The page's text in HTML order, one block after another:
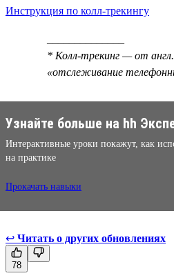
Инструкция по колл-трекингу
* Колл-трекинг — от
«отслеживание
Узнайте больше на hh
Интерактивные уроки покажут, как
на практике
Прокачать навыки
↩ Читать о других обновлениях
78